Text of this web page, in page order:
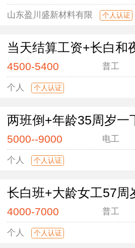
山东盈川盛新材料有限 个人认证
当天结算工资+长白和
4500-5400 普工
个人 个人认证
两班倒+年龄35周岁一
5000--9000 电工
个人 个人认证
长白班+大龄女工57周
4000-7000 普工
个人 个人认证